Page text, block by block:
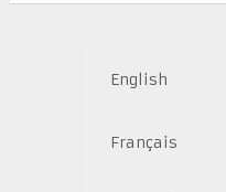
English
Français